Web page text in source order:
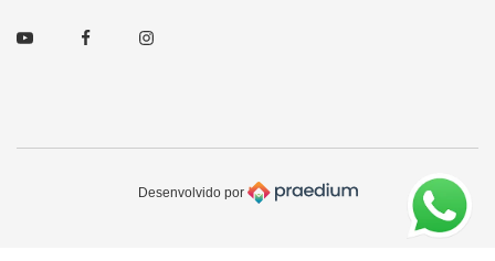
Youtube FacebookInstagram
Desenvolvido por